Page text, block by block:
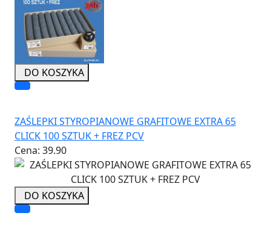
DO KOSZYKA
ZAŚLEPKI STYROPIANOWE GRAFITOWE EXTRA 65
CLICK 100 SZTUK + FREZ PCV
Cena: 39.90
DO KOSZYKA